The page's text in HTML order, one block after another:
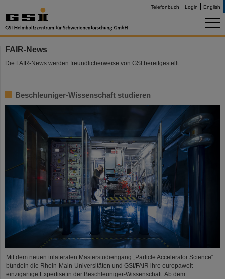
Telefonbuch Login English
FAIR-News
Die FAIR-News werden freundlicherweise von GSI bereitgestellt.
Beschleuniger-Wissenschaft studieren
Mit dem neuen trilateralen Masterstudiengang „Particle Accelerator Science“
bündeln die Rhein-Main-Universitäten und GSI/FAIR ihre europaweit
einzigartige Expertise in der Beschleuniger-Wissenschaft. Ab dem